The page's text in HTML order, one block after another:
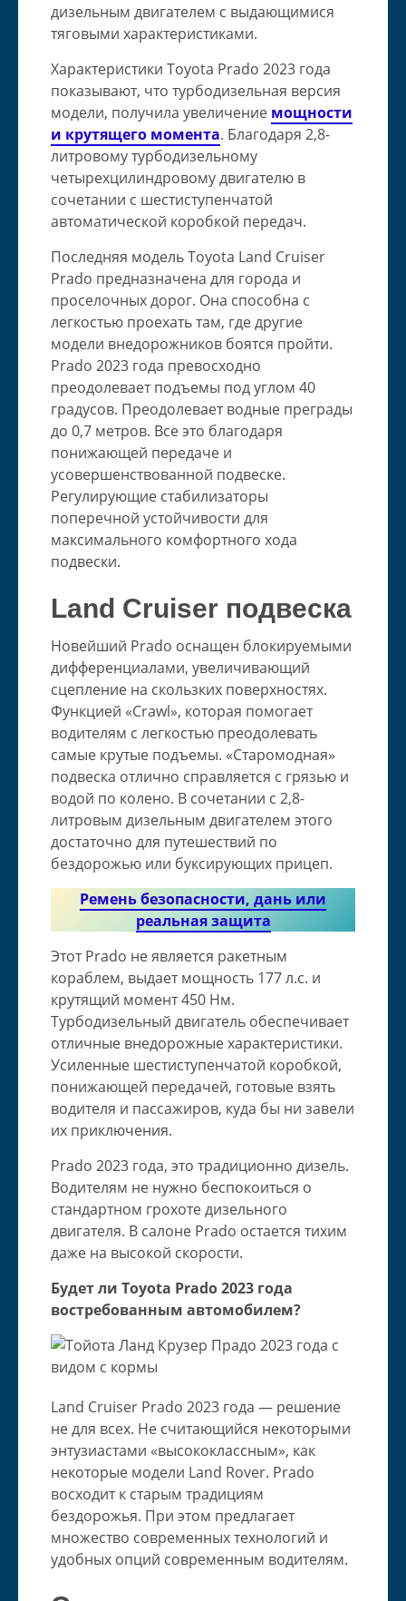
дизельным двигателем с выдающимися
тяговыми характеристиками.
Характеристики Toyota Prado 2023 года
показывают, что турбодизельная версия
модели, получила увеличение мощности
и крутящего момента. Благодаря 2,8-
литровому турбодизельному
четырехцилиндровому двигателю в
сочетании с шестиступенчатой ​​
автоматической коробкой передач.
Последняя модель Toyota Land Cruiser
Prado предназначена для города и
проселочных дорог. Она способна с
легкостью проехать там, где другие
модели внедорожников боятся пройти.
Prado 2023 года превосходно
преодолевает подъемы под углом 40
градусов. Преодолевает водные преграды
до 0,7 метров. Все это благодаря
понижающей передаче и
усовершенствованной подвеске.
Регулирующие стабилизаторы
поперечной устойчивости для
максимального комфортного хода
подвески.
Land Cruiser подвеска
Новейший Prado оснащен блокируемыми
дифференциалами, увеличивающий
сцепление на скользких поверхностях.
Функцией «Crawl», которая помогает
водителям с легкостью преодолевать
самые крутые подъемы. «Старомодная»
подвеска отлично справляется с грязью и
водой по колено. В сочетании с 2,8-
литровым дизельным двигателем этого
достаточно для путешествий по
бездорожью или буксирующих прицеп.
Ремень безопасности, дань или
реальнаязащита
Этот Prado не является ракетным
кораблем, выдает мощность 177 л.с. и
крутящий момент 450 Нм.
Турбодизельный двигатель обеспечивает
отличные внедорожные характеристики.
Усиленные шестиступенчатой ​​коробкой,
понижающей передачей, готовые взять
водителя и пассажиров, куда бы ни завели
их приключения.
Prado 2023 года, это традиционно дизель.
Водителям не нужно беспокоиться о
стандартном грохоте дизельного
двигателя. В салоне Prado остается тихим
даже на высокой скорости.
Будет ли Toyota Prado 2023 года
востребованным автомобилем?
Land Cruiser Prado 2023 года — решение
не для всех. Не считающийся некоторыми
энтузиастами «высококлассным», как
некоторые модели Land Rover. Prado
восходит к старым традициям
бездорожья. При этом предлагает
множество современных технологий и
удобных опций современным водителям.